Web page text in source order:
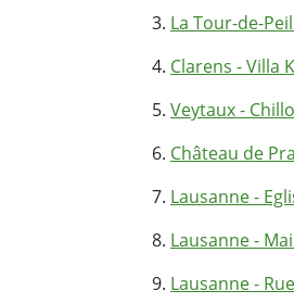
La Tour-de-
Clarens - Villa
Veytaux -
Château de
Lausanne -
Lausanne -
Lausanne -